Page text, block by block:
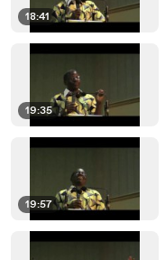
18:41
19:35
19:57